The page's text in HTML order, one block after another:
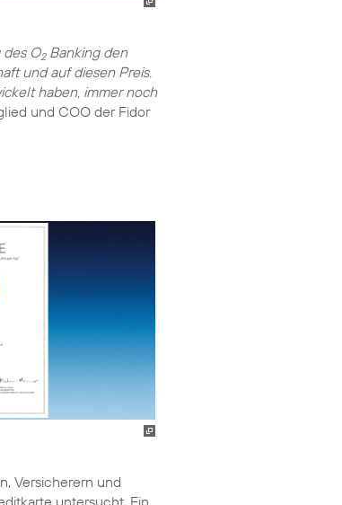
des O2Banking den
und auf diesen Preis.
haben, immer noch
und COO der Fidor
Versicherern und
untersucht. Ein